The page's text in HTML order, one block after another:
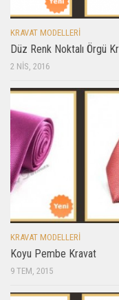
KRAVAT MODELLERI
Düz Renk Noktalı Örgü
2 NIS, 2016
KRAVAT MODELLERI
Koyu Pembe Kravat
9 TEM, 2015